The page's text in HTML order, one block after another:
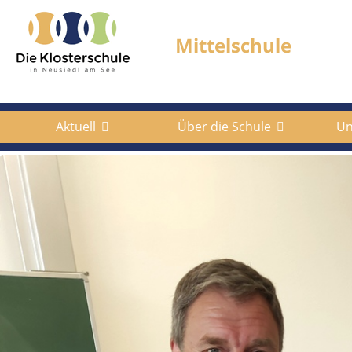
Aktuell Über die Schule